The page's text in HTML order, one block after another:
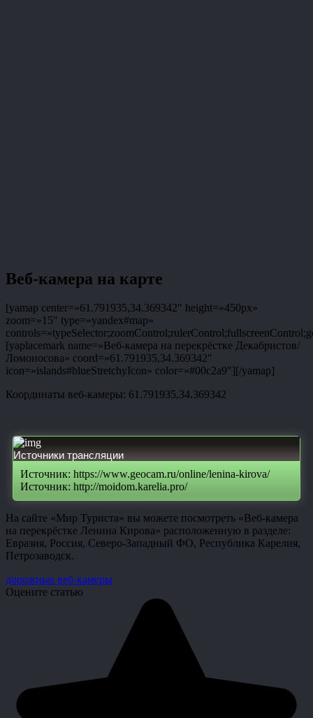
Веб-камера на карте
[yamap center=»61.791935,34.369342″ height=»450px»
zoom=»15″ type=»yandex#map»
[yaplacemark name=»Веб-камера на перекрёстке Декабристов/
Ломоносова» coord=»61.791935,34.369342″
icon=»islands#blueStretchyIcon» color=»#00c2a9″][/yamap]
Координаты веб-камеры: 61.791935,34.369342
Источники трансляции
Источник: https://www.geocam.ru/online/lenina-kirova/
Источник: http://moidom.karelia.pro/
На сайте «Мир Туриста» вы можете посмотреть «Веб-камера
на перекрёстке Ленина Кирова» расположенную в разделе:
Евразия, Россия, Северо-Западный ФО, Республика Карелия,
Петрозаводск.
дорожные веб-камеры
Оцените статью